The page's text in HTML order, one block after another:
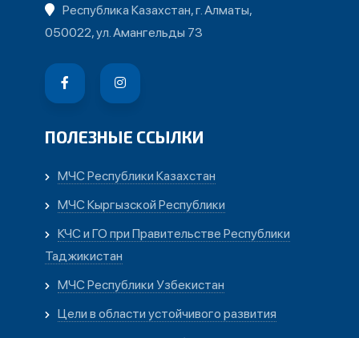
Республика Казахстан, г. Алматы,
050022, ул. Амангельды 73
ПОЛЕЗНЫЕ ССЫЛКИ
МЧС Республики Казахстан
МЧС Кыргызской Республики
КЧС и ГО при Правительстве Республики
Таджикистан
МЧС Республики Узбекистан
Цели в области устойчивого развития